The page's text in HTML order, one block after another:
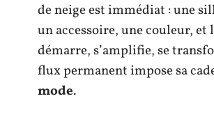
de neige est immédiat : une
un accessoire, une couleur, et
démarre, s’amplifie, se
flux permanent impose sa
mode.